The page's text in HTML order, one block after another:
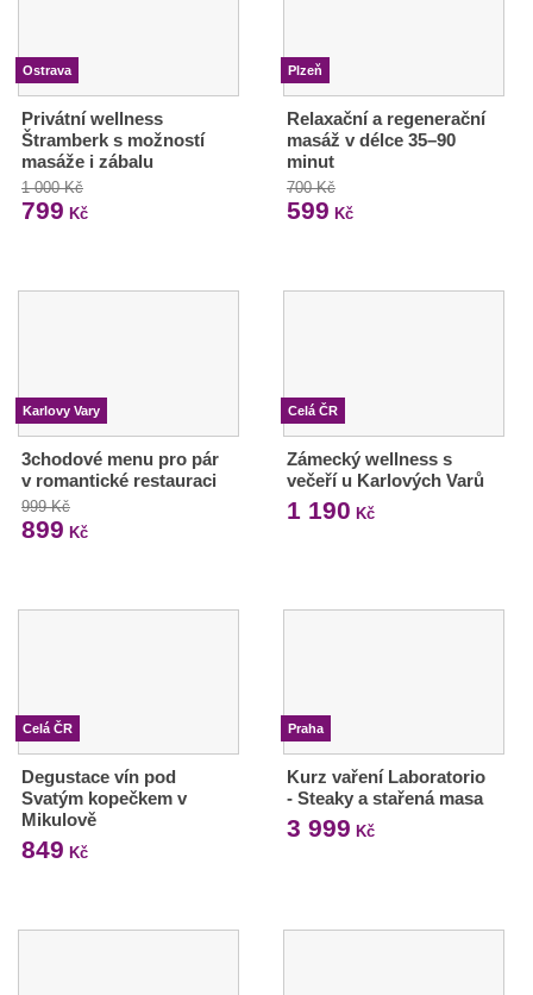
Ostrava
Privátní wellness
Štramberk s možností
masáže i zábalu
1 000 Kč
799 Kč
Plzeň
Relaxační a regenerační
masáž v délce 35–90
minut
700 Kč
599 Kč
Karlovy Vary
3chodové menu pro pár
v romantické restauraci
999 Kč
899 Kč
Celá ČR
Zámecký wellness s
večeří u Karlových Varů
1 190 Kč
Celá ČR
Degustace vín pod
Svatým kopečkem v
Mikulově
849 Kč
Praha
Kurz vaření Laboratorio
- Steaky a stařená masa
3 999 Kč